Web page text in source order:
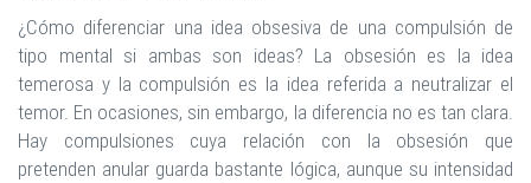
¿Cómo diferenciar una idea obsesiva de una compulsión de
tipo mental si ambas son ideas? La obsesión es la idea
temerosa y la compulsión es la idea referida a neutralizar el
temor. En ocasiones, sin embargo, la diferencia no es tan clara.
Hay compulsiones cuya relación con la obsesión que
pretenden anular guarda bastante lógica, aunque su intensidad